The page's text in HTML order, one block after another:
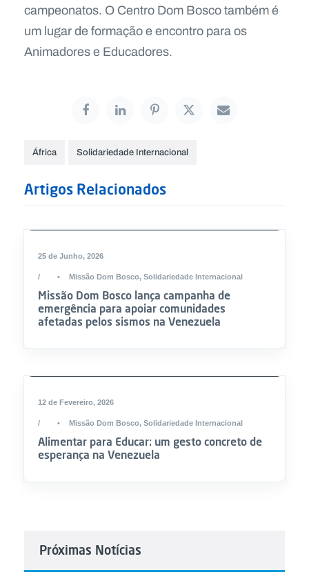
campeonatos. O Centro Dom Bosco também é
um lugar de formação e encontro para os
Animadores e Educadores.
África Solidariedade Internacional
Artigos Relacionados
DESTAQUE
25 de Junho, 2026
• Missão Dom Bosco, Solidariedade Internacional
Missão Dom Bosco lança campanha de
emergência para apoiar comunidades
afetadas pelos sismos na Venezuela
12 de Fevereiro, 2026
• Missão Dom Bosco, Solidariedade Internacional
Alimentar para Educar: um gesto concreto de
esperança na Venezuela
Próximas Notícias